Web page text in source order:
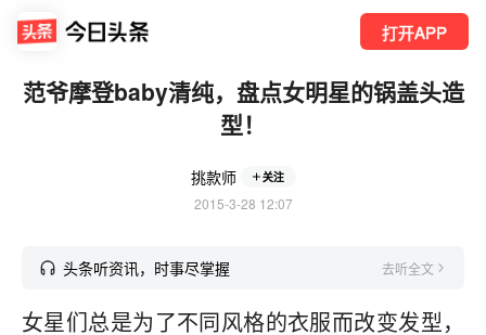
打开APP
范爷摩登baby清纯，盘点女明星的锅盖头造
型！
挑款师 关注
2015-3-28 12:07
头条听资讯，时事尽掌握 去听全文
女星们总是为了不同风格的衣服而改变发型，